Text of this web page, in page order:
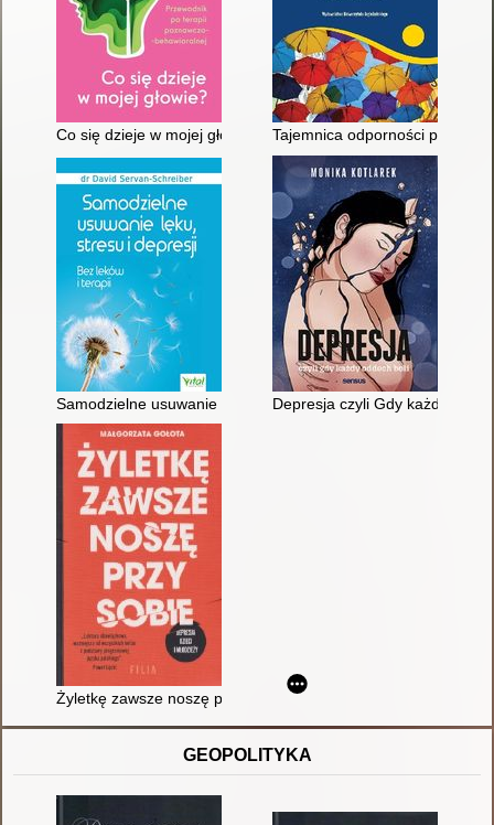
Co się dzieje w mojej głowie? : przewodnik po terapii
Tajemnica odporności
Samodzielne usuwanie lęku, stresu i depresji : bez leków i
Depresja czyli Gdy każdy
Żyletkę zawsze noszę przy sobie : depresja dzieci i młodzieży
GEOPOLITYKA